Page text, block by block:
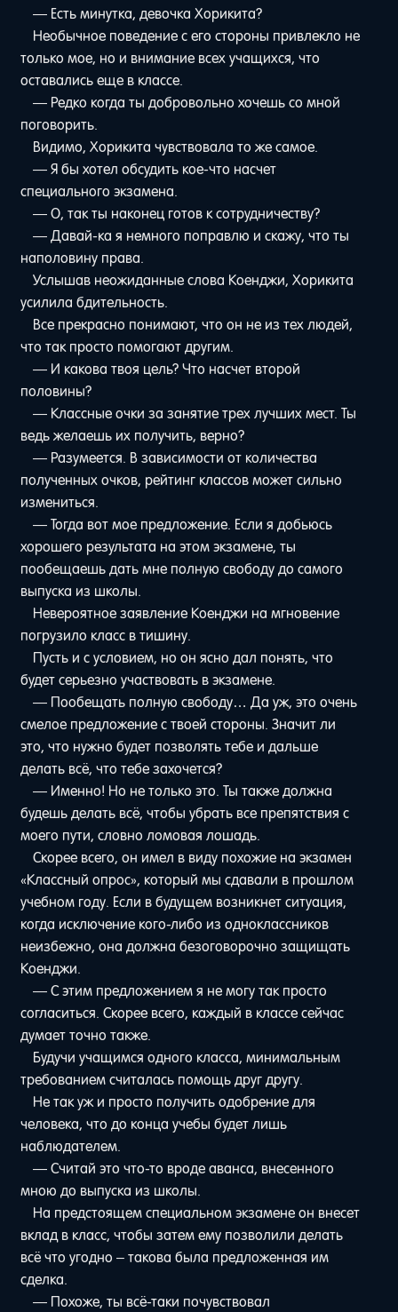
— Есть минутка, девочка Хорикита?
Необычное поведение с его стороны привлекло не
только мое, но и внимание всех учащихся, что
оставались еще в классе.
— Редко когда ты добровольно хочешь со мной
поговорить.
Видимо, Хорикита чувствовала то же самое.
— Я бы хотел обсудить кое-что насчет
специального экзамена.
— О, так ты наконец готов к сотрудничеству?
— Давай-ка я немного поправлю и скажу, что ты
наполовину права.
Услышав неожиданные слова Коенджи, Хорикита
усилила бдительность.
Все прекрасно понимают, что он не из тех людей,
что так просто помогают другим.
— И какова твоя цель? Что насчет второй
половины?
— Классные очки за занятие трех лучших мест. Ты
ведь желаешь их получить, верно?
— Разумеется. В зависимости от количества
полученных очков, рейтинг классов может сильно
измениться.
— Тогда вот мое предложение. Если я добьюсь
хорошего результата на этом экзамене, ты
пообещаешь дать мне полную свободу до самого
выпуска из школы.
Невероятное заявление Коенджи на мгновение
погрузило класс в тишину.
Пусть и с условием, но он ясно дал понять, что
будет серьезно участвовать в экзамене.
— Пообещать полную свободу… Да уж, это очень
смелое предложение с твоей стороны. Значит ли
это, что нужно будет позволять тебе и дальше
делать всё, что тебе захочется?
— Именно! Но не только это. Ты также должна
будешь делать всё, чтобы убрать все препятствия с
моего пути, словно ломовая лошадь.
Скорее всего, он имел в виду похожие на экзамен
«Классный опрос», который мы сдавали в прошлом
учебном году. Если в будущем возникнет ситуация,
когда исключение кого-либо из одноклассников
неизбежно, она должна безоговорочно защищать
Коенджи.
— С этим предложением я не могу так просто
согласиться. Скорее всего, каждый в классе сейчас
думает точно также.
Будучи учащимся одного класса, минимальным
требованием считалась помощь друг другу.
Не так уж и просто получить одобрение для
человека, что до конца учебы будет лишь
наблюдателем.
— Считай это что-то вроде аванса, внесенного
мною до выпуска из школы.
На предстоящем специальном экзамене он внесет
вклад в класс, чтобы затем ему позволили делать
всё что угодно – такова была предложенная им
сделка.
— Похоже, ты всё-таки почувствовал